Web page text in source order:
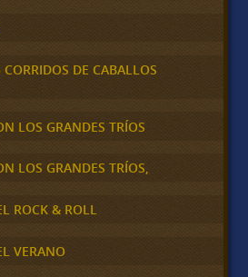
DE CABALLOS
LOS GRANDES TRÍOS
LOS GRANDES TRÍOS,
ROCK & ROLL
VERANO